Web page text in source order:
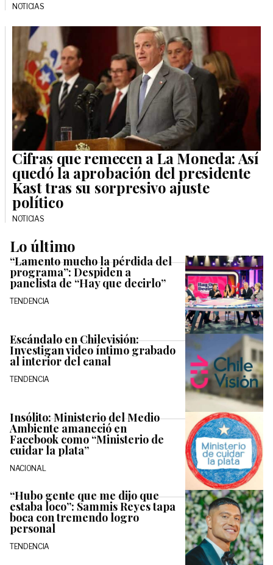
NOTICIAS
Cifras que remecen a La Moneda: Así
quedó la aprobación del presidente
Kast tras su sorpresivo ajuste
político
NOTICIAS
Lo último
“Lamento mucho la pérdida del
programa”: Despiden a
panelista de “Hay que decirlo”
TENDENCIA
Escándalo en Chilevisión:
Investigan video íntimo grabado
al interior del canal
TENDENCIA
Insólito: Ministerio del Medio
Ambiente amaneció en
Facebook como “Ministerio de
cuidar la plata”
NACIONAL
“Hubo gente que me dijo que
estaba loco”: Sammis Reyes tapa
boca con tremendo logro
personal
TENDENCIA